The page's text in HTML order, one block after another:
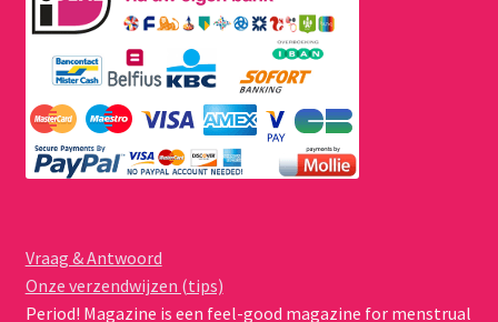
Vraag & Antwoord
Onze verzendwijzen (tips)
Period! Magazine is een feel-good magazine for menstrual